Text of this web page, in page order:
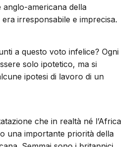
anglo-americana della
irresponsabile e imprecisa.
a questo voto infelice? Ogni
solo ipotetico, ma si
ipotesi di lavoro di un
che in realtà né l’Africa
una importante priorità della